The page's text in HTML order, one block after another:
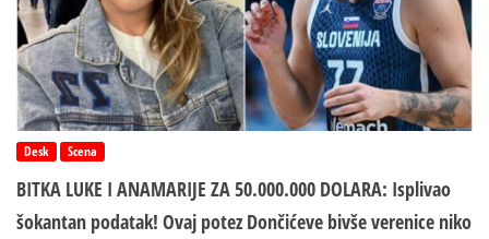
Desk Scena
BITKA LUKE I ANAMARIJE ZA 50.000.000 DOLARA: Isplivao
šokantan podatak! Ovaj potez Dončićeve bivše verenice niko